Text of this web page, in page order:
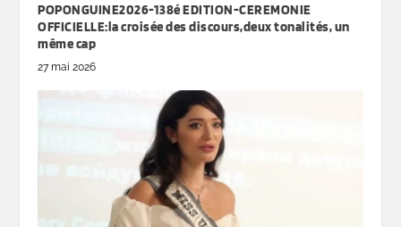
POPONGUINE2026-138é EDITION-CEREMONIE
OFFICIELLE:la croisée des discours,deux tonalités, un
même cap
27 mai 2026